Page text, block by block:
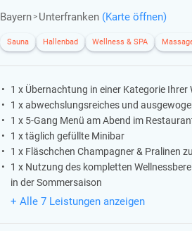
Bayern Unterfranken (Karte öffnen)
Sauna Hallenbad Wellness & SPA
1 x Übernachtung in einer Kategorie Ihrer
1 x abwechslungsreiches und
1 x 5-Gang Menü am Abend im
1 x täglich gefüllte Minibar
1 x Fläschchen Champagner & Pralinen
1 x Nutzung des kompletten
in der Sommersaison
+ Alle 7 Leistungen anzeigen